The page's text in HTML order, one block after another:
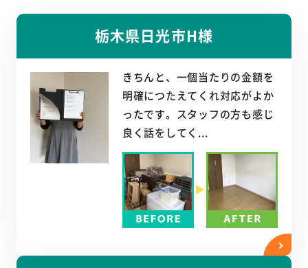
栃木県日光市H様
きちんと、一個当たりの金額を
明確につたえてくれ対応がよか
ったです。スタッフの方も感じ
良く話をしてく...